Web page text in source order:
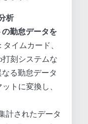
析
勤怠データを
: タイムカード、
打刻システムな
る勤怠データ
トに変換し、
計されたデータ